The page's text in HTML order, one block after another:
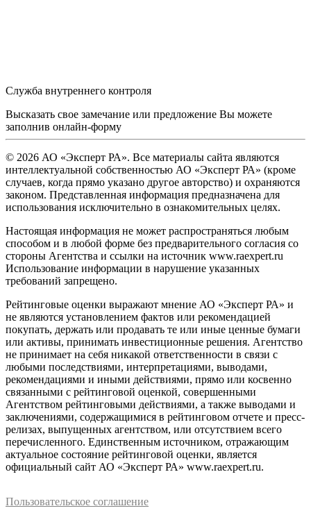
Служба внутреннего контроля
Высказать свое замечание или предложение Вы можете
заполнив онлайн-форму
© 2026 АО «Эксперт РА». Все материалы сайта являются
интеллектуальной собственностью АО «Эксперт РА» (кроме
случаев, когда прямо указано другое авторство) и охраняются
законом. Представленная информация предназначена для
использования исключительно в ознакомительных целях.
Настоящая информация не может распространяться любым
способом и в любой форме без предварительного согласия со
стороны Агентства и ссылки на источник www.raexpert.ru
Использование информации в нарушение указанных
требований запрещено.
Рейтинговые оценки выражают мнение АО «Эксперт РА» и
не являются установлением фактов или рекомендацией
покупать, держать или продавать те или иные ценные бумаги
или активы, принимать инвестиционные решения. Агентство
не принимает на себя никакой ответственности в связи с
любыми последствиями, интерпретациями, выводами,
рекомендациями и иными действиями, прямо или косвенно
связанными с рейтинговой оценкой, совершенными
Агентством рейтинговыми действиями, а также выводами и
заключениями, содержащимися в рейтинговом отчете и пресс-
релизах, выпущенных агентством, или отсутствием всего
перечисленного. Единственным источником, отражающим
актуальное состояние рейтинговой оценки, является
официальный сайт АО «Эксперт РА» www.raexpert.ru.
Пользовательское соглашение